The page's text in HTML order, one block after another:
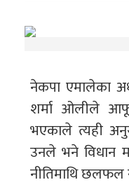
नेकपा एमालेका
शर्मा ओलीले
भएकाले त्यही
उनले भने विधान
नीतिमाथि छलफल र